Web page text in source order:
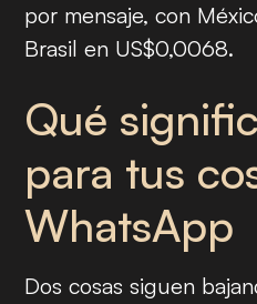
por mensaje, con
Brasil en US$0,0068.
Qué
para tus
WhatsApp
Dos cosas siguen